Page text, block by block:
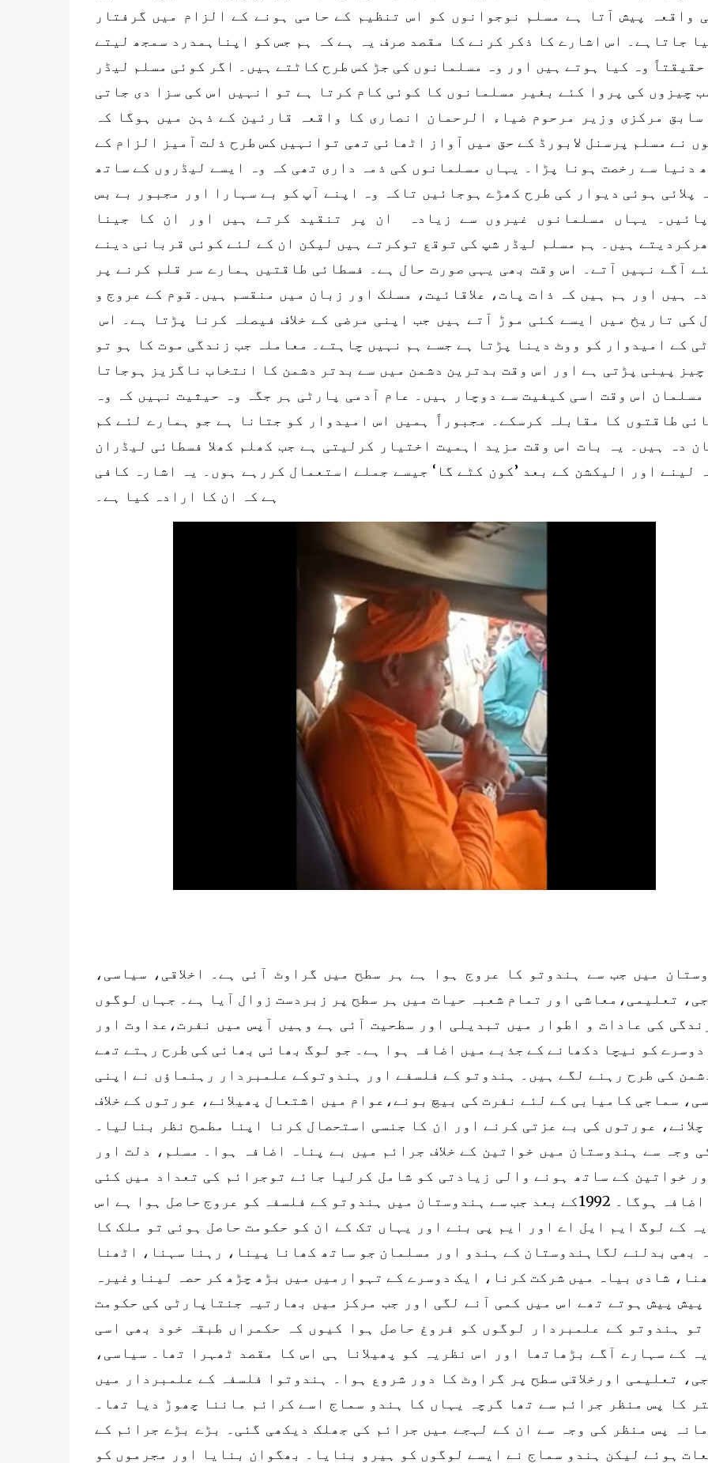
واقعہ پیش آتا ہے مسلم نوجوانوں کو اس تنظیم کے حامی ہونے کے الزام میں گرفتار
جاتاہے۔ اس اشارے کا ذکر کرنے کا مقصد صرف یہ ہے کہ ہم جس کو اپناہمدرد سمجھ لیتے
حقیقتاً وہ کیا ہوتے ہیں اور وہ مسلمانوں کی جڑ کس طرح کاٹتے ہیں۔ اگر کوئی مسلم لیڈر
چیزوں کی پروا کئے بغیر مسلمانوں کا کوئی کام کرتا ہے تو انہیں اس کی سزا دی جاتی
سابق مرکزی وزیر مرحوم ضیاء الرحمان انصاری کا واقعہ قارئین کے ذہن میں ہوگا کہ
نے مسلم پرسنل لابورڈ کے حق میں آواز اٹھائی تھی توانہیں کس طرح ذلت آمیز الزام کے
دنیا سے رخصت ہونا پڑا۔ یہاں مسلمانوں کی ذمہ داری تھی کہ وہ ایسے لیڈروں کے ساتھ
پلائی ہوئی دیوار کی طرح کھڑے ہوجائیں تاکہ وہ اپنے آپ کو بے سہارا اور مجبور بے بس
یہاں مسلمانوں غیروں سے زیادہ ان پر تنقید کرتے ہیں اور ان کا جینا
ہیں۔ ہم مسلم لیڈر شپ کی توقع توکرتے ہیں لیکن ان کے لئے کوئی قربانی دینے
آگے نہیں آتے۔ اس وقت بھی یہی صورت حال ہے۔ فسطائی طاقتیں ہمارے سر قلم کرنے پر
ہیں اور ہم ہیں کہ ذات پات، علاقائیت، مسلک اور زبان میں منقسم ہیں۔قوم کے عروج و
کی تاریخ میں ایسے کئی موڑ آتے ہیں جب اپنی مرضی کے خلاف فیصلہ کرنا پڑتا ہے۔ اس
کے امیدوار کو ووٹ دینا پڑتا ہے جسے ہم نہیں چاہتے۔ معاملہ جب زندگی موت کا ہو تو
چیز پینی پڑتی ہے اور اس وقت بدترین دشمن میں سے بدتر دشمن کا انتخاب ناگزیز ہوجاتا
مسلمان اس وقت اسی کیفیت سے دوچار ہیں۔ عام آدمی پارٹی ہر جگہ وہ حیثیت نہیں کہ وہ
طاقتوں کا مقابلہ کرسکے۔ مجبوراً ہمیں اس امیدوار کو جتانا ہے جو ہمارے لئے کم
دہ ہیں۔ یہ بات اس وقت مزید اہمیت اختیار کرلیتی ہے جب کھلم کھلا فسطائی لیڈران
لینے اور الیکشن کے بعد ’کون کٹے گا‘ جیسے جملے استعمال کررہے ہوں۔ یہ اشارہ کافی
ہے کہ ان کا ارادہ کیا ہے۔
میں جب سے ہندوتو کا عروج ہوا ہے ہر سطح میں گراوٹ آئی ہے۔ اخلاقی، سیاسی،
تعلیمی،معاشی اور تمام شعبہ حیات میں ہر سطح پر زبردست زوال آیا ہے۔ جہاں لوگوں
کی عادات و اطوار میں تبدیلی اور سطحیت آئی ہے وہیں آپس میں نفرت،عداوت اور
دوسرے کو نیچا دکھانے کے جذبے میں اضافہ ہوا ہے۔ جو لوگ بھائی بھائی کی طرح رہتے تھے
کی طرح رہنے لگے ہیں۔ ہندوتو کے فلسفے اور ہندوتوکے علمبردار رہنماؤں نے اپنی
سماجی کامیابی کے لئے نفرت کی بیچ بونے،عوام میں اشتعال پھیلانے، عورتوں کے خلاف
چلانے، عورتوں کی بے عزتی کرنے اور ان کا جنسی استحصال کرنا اپنا مطمح نظر بنالیا۔
وجہ سے ہندوستان میں خواتین کے خلاف جرائم میں بے پناہ اضافہ ہوا۔ مسلم، دلت اور
خواتین کے ساتھ ہونے والی زیادتی کو شامل کرلیا جائے توجرائم کی تعداد میں کئی
گنا اضافہ ہوگا۔ 1992کے بعد جب سے ہندوستان میں ہندوتو کے فلسفہ کو عروج حاصل ہوا ہے اس
کے لوگ ایم ایل اے اور ایم پی بنے اور یہاں تک کے ان کو حکومت حاصل ہوئی تو ملک کا
بھی بدلنے لگاہندوستان کے ہندو اور مسلمان جو ساتھ کھانا پینا، رہنا سہنا، اٹھنا
شادی بیاہ میں شرکت کرنا، ایک دوسرے کے تہوارمیں میں بڑھ چڑھ کر حصہ لیناوغیرہ
پیش پیش ہوتے تھے اس میں کمی آنے لگی اور جب مرکز میں بھارتیہ جنتاپارٹی کی حکومت
تو ہندوتو کے علمبردار لوگوں کو فروغ حاصل ہوا کیوں کہ حکمراں طبقہ خود بھی اسی
کے سہارے آگے بڑھاتھا اور اس نظریہ کو پھیلانا ہی اس کا مقصد ٹھہرا تھا۔ سیاسی،
تعلیمی اورخلاقی سطح پر گراوٹ کا دور شروع ہوا۔ ہندوتوا فلسفہ کے علمبردار میں
کا پس منظر جرائم سے تھا گرچہ یہاں کا ہندو سماج اسے کرائم ماننا چھوڑ دیا تھا۔
پس منظر کی وجہ سے ان کے لہجے میں جرائم کی جھلک دیکھی گئی۔ بڑے بڑے جرائم کے
ہوئے لیکن ہندو سماج نے ایسے لوگوں کو ہیرو بنایا۔ بھگوان بنایا اور مجرموں کو